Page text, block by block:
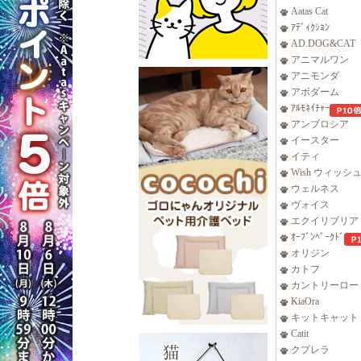
Aatas Cat
ｱﾃﾞｨｸｼｮﾝ
AD.DOG&CAT
アニマルワン
アニモンダ
アボダーム
ｱﾙﾓﾈｲﾁｬｰ
アンブロシア
イースター
イティ
Wish ウィッシュ
ウェルネス
ヴォイス
エクイリブリア
ｵｰﾌﾞﾝﾍﾞｰｸﾄﾞ
オリジン
カトフ
カントリーロー
KiaOra
キットキャット
Catit
クプレラ